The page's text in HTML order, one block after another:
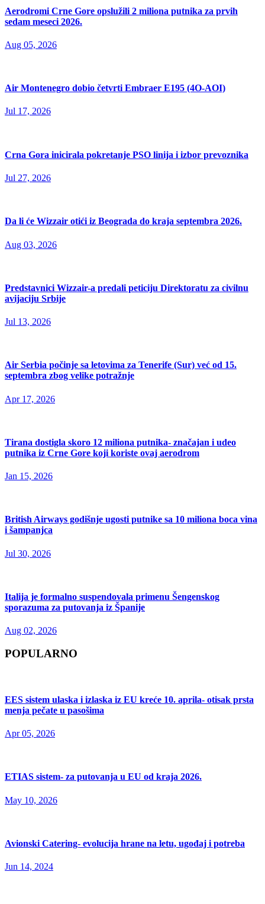
Aerodromi Crne Gore opslužili 2 miliona putnika za prvih
sedam meseci 2026.
Aug 05, 2026
Air Montenegro dobio četvrti Embraer E195 (4O-AOI)
Jul 17, 2026
Crna Gora inicirala pokretanje PSO linija i izbor prevoznika
Jul 27, 2026
Da li će Wizzair otići iz Beograda do kraja septembra 2026.
Aug 03, 2026
Predstavnici Wizzair-a predali peticiju Direktoratu za civilnu
avijaciju Srbije
Jul 13, 2026
Air Serbia počinje sa letovima za Tenerife (Sur) već od 15.
septembra zbog velike potražnje
Apr 17, 2026
Tirana dostigla skoro 12 miliona putnika- značajan i udeo
putnika iz Crne Gore koji koriste ovaj aerodrom
Jan 15, 2026
British Airways godišnje ugosti putnike sa 10 miliona boca vina
i šampanjca
Jul 30, 2026
Italija je formalno suspendovala primenu Šengenskog
sporazuma za putovanja iz Španije
Aug 02, 2026
POPULARNO
EES sistem ulaska i izlaska iz EU kreće 10. aprila- otisak prsta
menja pečate u pasošima
Apr 05, 2026
ETIAS sistem- za putovanja u EU od kraja 2026.
May 10, 2026
Avionski Catering- evolucija hrane na letu, ugođaj i potreba
Jun 14, 2024